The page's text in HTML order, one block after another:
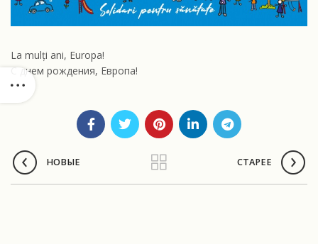
La mulți ani, Europa!
С днем рождения, Европа!
НОВЫЕ СТАРЕЕ